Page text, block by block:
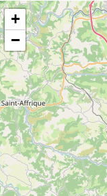
+
−